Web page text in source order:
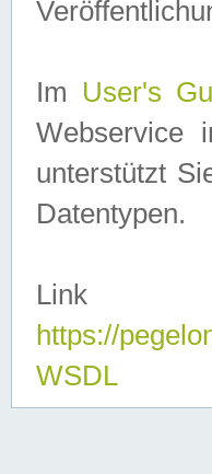
Im User's
Webservice
unterstützt
Datentypen.
https://
WSDL